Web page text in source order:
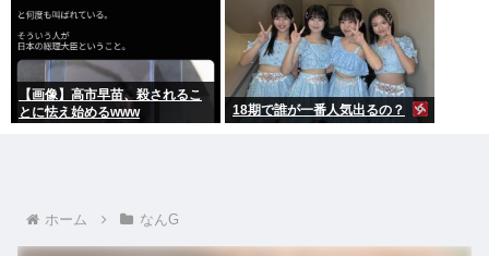
【画像】高市早苗、殺されるこ
とに怯え始めるwww
18期で誰が一番人気出るの？
ホーム なんG